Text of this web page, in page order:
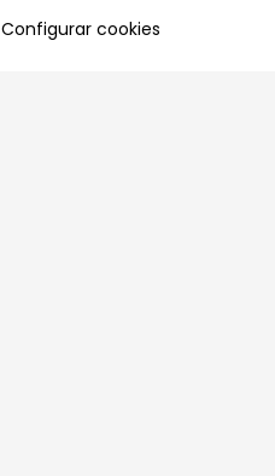
Configurar cookies